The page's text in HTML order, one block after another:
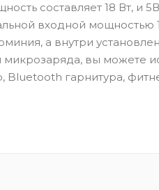
составляет 18 Вт, и
входной мощностью
а внутри
вы можете
гарнитура,